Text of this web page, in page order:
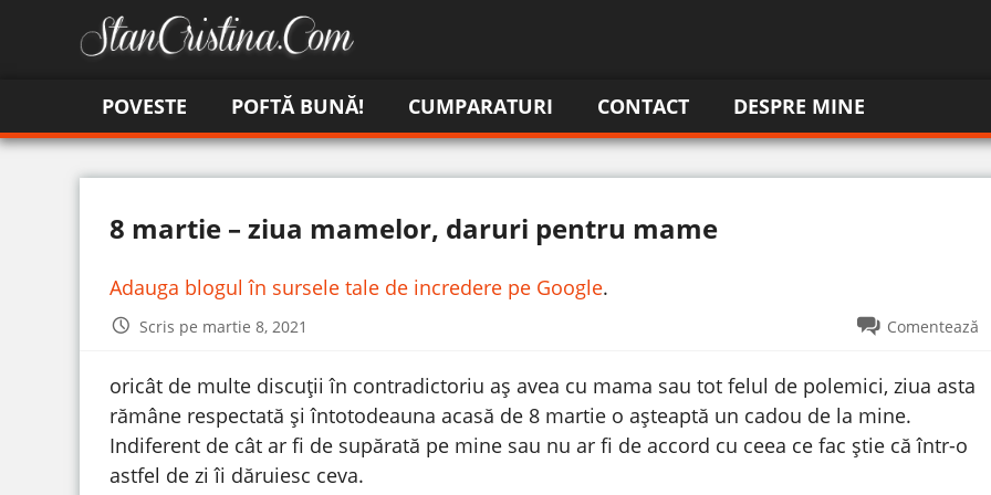
POVESTE POFTĂ BUNĂ! CUMPARATURI CONTACT DESPRE MINE
8 martie – ziua mamelor, daruri pentru mame
Adauga blogul în sursele tale de incredere pe Google.
Scris pe martie 8, 2021 Comentează
oricât de multe discuții în contradictoriu aș avea cu mama sau tot felul de polemici, ziua asta
rămâne respectată și întotodeauna acasă de 8 martie o așteaptă un cadou de la mine.
Indiferent de cât ar fi de supărată pe mine sau nu ar fi de accord cu ceea ce fac știe că într-o
astfel de zi îi dăruiesc ceva.